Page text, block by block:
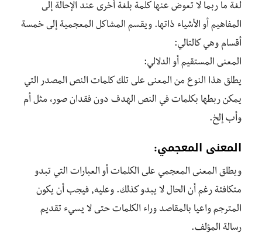
لغة ما ربما لا تعوض عنها كلمة بلغة أخرى عند الإحالة إلى
المفاهيم أو الأشياء ذاتها. ويقسم المشاكل المعجمية إلى خمسة
أقسام وهي كالتالي:
المعنى المستقيم أو الدلالي:
يطلق هذا النوع من المعنى على تلك كلمات النص المصدر التي
يمكن ربطها بكلمات في النص الهدف دون فقدان صور، مثل أم
وأب إلخ.
المعنى المعجمي:
ويطلق المعنى المعجمي على الكلمات أو العبارات التي تبدو
متكافئة رغم أن الحال لا يبدو كذلك. وعليه, فيجب أن يكون
المترجم واعيا بالمقاصد وراء الكلمات حتى لا يسيء تقديم
رسالة المؤلف.